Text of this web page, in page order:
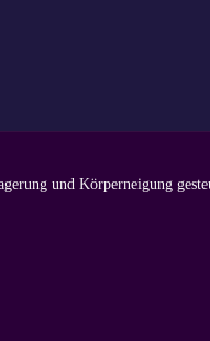
und Körperneigung